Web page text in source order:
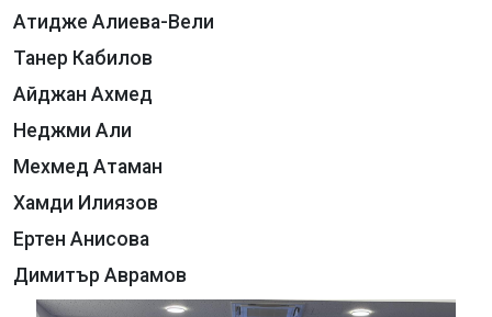
Атидже Алиева-Вели
Танер Кабилов
Айджан Ахмед
Неджми Али
Мехмед Атаман
Хамди Илиязов
Ертен Анисова
Димитър Аврамов